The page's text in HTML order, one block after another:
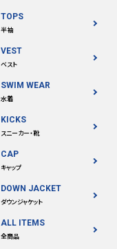
TOPS
半袖
VEST
ベスト
SWIM WEAR
水着
KICKS
スニーカー・靴
CAP
キャップ
DOWN JACKET
ダウンジャケット
ALL ITEMS
全商品